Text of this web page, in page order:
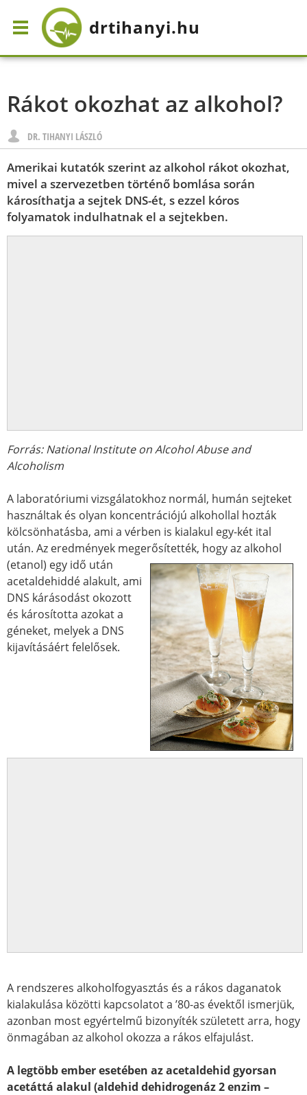
drtihanyi.hu
Rákot okozhat az alkohol?
DR. TIHANYI LÁSZLÓ
Amerikai kutatók szerint az alkohol rákot okozhat,
mivel a szervezetben történő bomlása során
károsíthatja a sejtek DNS-ét, s ezzel kóros
folyamatok indulhatnak el a sejtekben.
Forrás: National Institute on Alcohol Abuse and
Alcoholism
A laboratóriumi vizsgálatokhoz normál, humán sejteket
használtak és olyan koncentrációjú alkohollal hozták
kölcsönhatásba, ami a vérben is kialakul egy-két ital
után. Az eredmények megerősítették, hogy az alkohol
(etanol) egy idő után
acetaldehiddé alakult, ami
DNS kárásodást okozott
és károsította azokat a
géneket, melyek a DNS
kijavításáért felelősek.
A rendszeres alkoholfogyasztás és a rákos daganatok
kialakulása közötti kapcsolatot a ’80-as évektől ismerjük,
azonban most egyértelmű bizonyíték született arra, hogy
önmagában az alkohol okozza a rákos elfajulást.
A legtöbb ember esetében az acetaldehid gyorsan
acetáttá alakul (aldehid dehidrogenáz 2 enzim –